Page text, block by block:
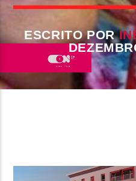
FAIXA ATUAL
TÍTULO
ARTISTA
ESCRITO POR